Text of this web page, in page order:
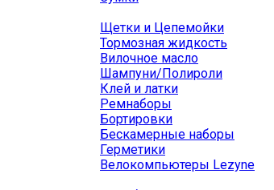
Щетки и Цепемойки
Тормозная жидкость
Вилочное масло
Шампуни/Полироли
Клей и латки
Ремнаборы
Бортировки
Бескамерные наборы
Герметики
Велокомпьютеры Lezyne